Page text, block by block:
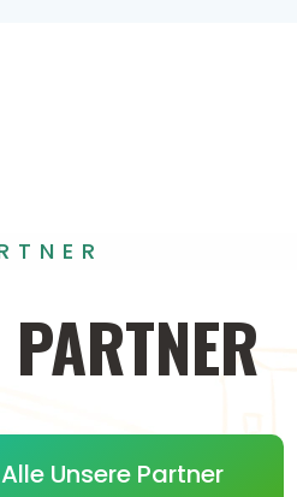
PARTNER
Unsere Partner